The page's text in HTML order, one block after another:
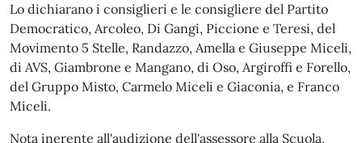
Lo dichiarano i consiglieri e le consigliere del Partito
Democratico, Arcoleo, Di Gangi, Piccione e Teresi, del
Movimento 5 Stelle, Randazzo, Amella e Giuseppe Miceli,
di AVS, Giambrone e Mangano, di Oso, Argiroffi e Forello,
del Gruppo Misto, Carmelo Miceli e Giaconia, e Franco
Miceli.
Nota inerente all'audizione dell'assessore alla Scuola,